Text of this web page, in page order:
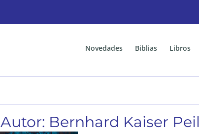
Novedades Biblias Libros
Autor: Bernhard Kaiser Peil